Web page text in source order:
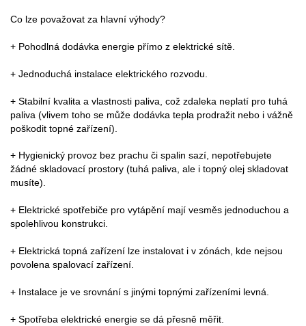
Co lze považovat za hlavní výhody?
+ Pohodlná dodávka energie přímo z elektrické sítě.
+ Jednoduchá instalace elektrického rozvodu.
+ Stabilní kvalita a vlastnosti paliva, což zdaleka neplatí pro tuhá
paliva (vlivem toho se může dodávka tepla prodražit nebo i vážně
poškodit topné zařízení).
+ Hygienický provoz bez prachu či spalin sazí, nepotřebujete
žádné skladovací prostory (tuhá paliva, ale i topný olej skladovat
musíte).
+ Elektrické spotřebiče pro vytápění mají vesměs jednoduchou a
spolehlivou konstrukci.
+ Elektrická topná zařízení lze instalovat i v zónách, kde nejsou
povolena spalovací zařízení.
+ Instalace je ve srovnání s jinými topnými zařízeními levná.
+ Spotřeba elektrické energie se dá přesně měřit.